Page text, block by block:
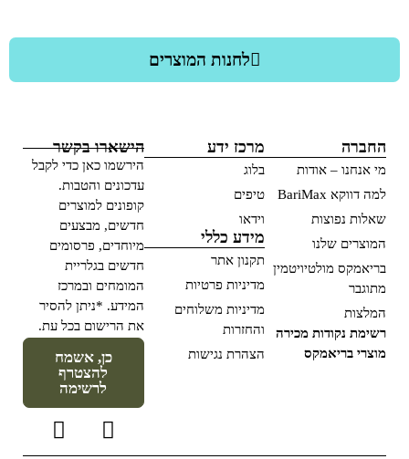
לחנות המוצרים
החברה
מי אנחנו – אודות
למה דווקא BariMax
שאלות נפוצות
המוצרים שלנו
בריאמקס מולטיויטמין
מתוגבר
המלצות
רשימת נקודות מכירה
מוצרי בריאמקס
מרכז ידע
בלוג
טיפים
וידאו
מידע כללי
תקנון אתר
מדיניות פרטיות
מדיניות משלוחים
והחזרות
הצהרת נגישות
הישארו בקשר
הירשמו כאן כדי לקבל
עדכונים והטבות.
קופונים למוצרים
חדשים, מבצעים
מיוחדים, פרסומים
חדשים בגלריית
המומחים ובמרכז
המידע. *ניתן להסיר
את הרישום בכל עת.
כן, אשמח
להצטרף
לרשימה